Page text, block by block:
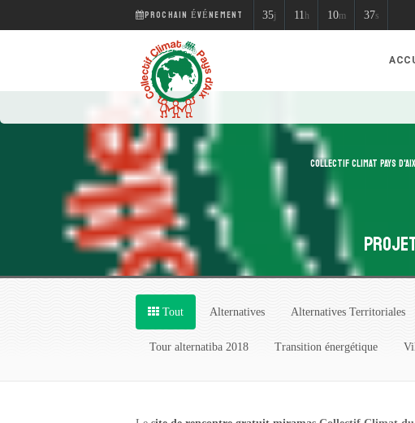
PROCHAIN ÉVÉNEMENT 35j 11 h 10m 36s
COLLECTIF CLIMAT PAYS D'AIX
Tout Alternatives Alternatives Territoriales
Tour alternatiba 2018 Transition énergétique